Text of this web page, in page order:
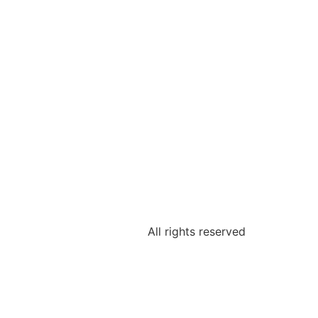
All rights reserved